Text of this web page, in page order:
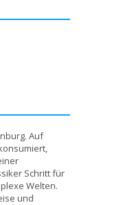
Auf
Schritt für
Welten.
und